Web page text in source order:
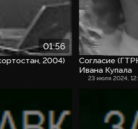
01:56
2004)
Согласие
Ивана Купала
23 июля 2024,